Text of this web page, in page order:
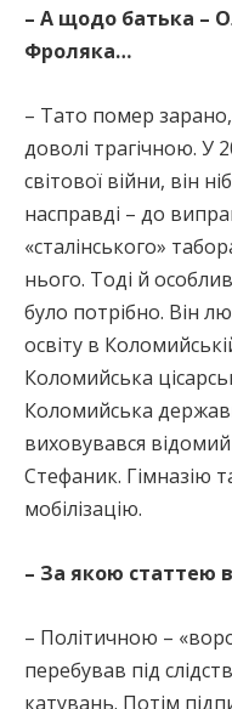
– А щодо батька –
Фроляка…
– Тато помер
доволі трагічною. У
світової війни, він
насправді – до
«сталінського»
нього. Тоді й
було потрібно. Він
освіту в
Коломийська
Коломийська
виховувався
Стефаник. Гімназію
мобілізацію.
– За якою статтею
– Політичною –
перебував під
катувань. Потім